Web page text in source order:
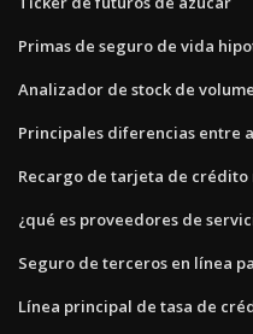
Primas de seguro de vida
Analizador de stock de
Principales diferencias entre
Recargo de tarjeta de
¿qué es proveedores de
Seguro de terceros en línea
Línea principal de tasa de